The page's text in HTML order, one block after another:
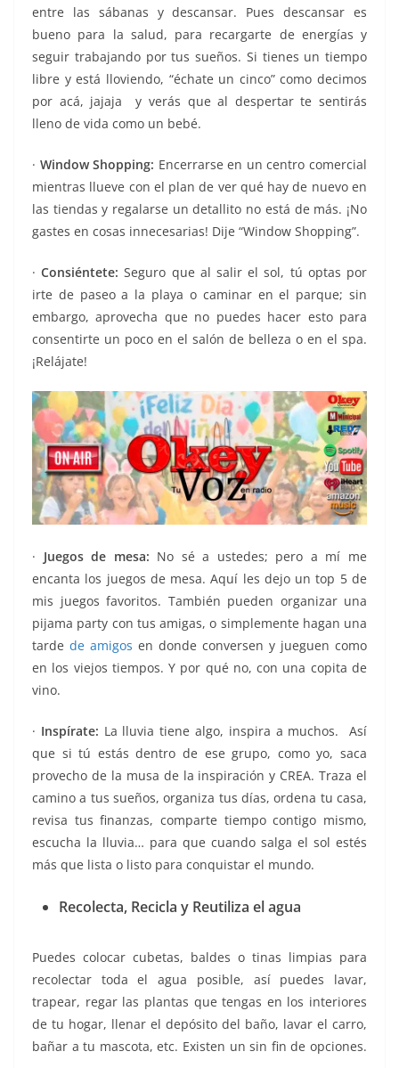
entre las sábanas y descansar. Pues descansar es
bueno para la salud, para recargarte de energías y
seguir trabajando por tus sueños. Si tienes un tiempo
libre y está lloviendo, “échate un cinco” como decimos
por acá, jajaja y verás que al despertar te sentirás
lleno de vida como un bebé.
· Window Shopping: Encerrarse en un centro comercial
mientras llueve con el plan de ver qué hay de nuevo en
las tiendas y regalarse un detallito no está de más. ¡No
gastes en cosas innecesarias! Dije “Window Shopping”.
·Consiéntete: Seguro que al salir el sol, tú optas por
irte de paseo a la playa o caminar en el parque; sin
embargo, aprovecha que no puedes hacer esto para
consentirte un poco en el salón de belleza o en el spa.
¡Relájate!
· Juegos de mesa: No sé a ustedes; pero a mí me
encanta los juegos de mesa. Aquí les dejo un top 5 de
mis juegos favoritos. También pueden organizar una
pijama party con tus amigas, o simplemente hagan una
tarde de amigos en donde conversen y jueguen como
en los viejos tiempos. Y por qué no, con una copita de
vino.
· Inspírate: La lluvia tiene algo, inspira a muchos. Así
que si tú estás dentro de ese grupo, como yo, saca
provecho de la musa de la inspiración y CREA. Traza el
camino a tus sueños, organiza tus días, ordena tu casa,
revisa tus finanzas, comparte tiempo contigo mismo,
escucha la lluvia… para que cuando salga el sol estés
más que lista o listo para conquistar el mundo.
Recolecta, Recicla y Reutiliza el agua
Puedes colocar cubetas, baldes o tinas limpias para
recolectar toda el agua posible, así puedes lavar,
trapear, regar las plantas que tengas en los interiores
de tu hogar, llenar el depósito del baño, lavar el carro,
bañar a tu mascota, etc. Existen un sin fin de opciones.